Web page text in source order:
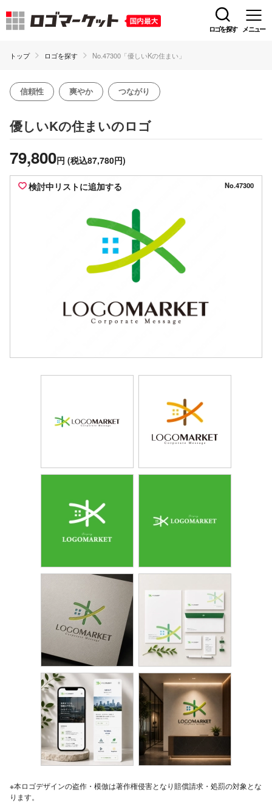
ロゴを探す メニュー
トップ ロゴを探す No.47300「優しいKの住まい」
信頼性 爽やか つながり
優しいKの住まいのロゴ
79,800円 (税込87,780円)
検討中リストに追加する No.47300
※本ロゴデザインの盗作・模倣は著作権侵害となり賠償請求・処罰の対象とな
ります。